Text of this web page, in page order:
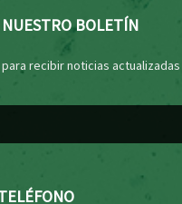
NUESTRO BOLETÍN
recibir noticias